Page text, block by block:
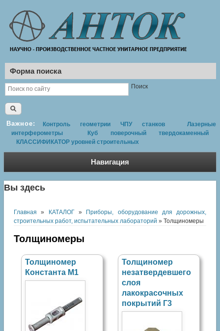
Форма поиска
Поиск
Важное: Контроль геометрии ЧПУ станков
Лазерные
интерферометры
Куб поверочный твердокаменный
КЛАССИФИКАТОР уровней строительных
Навигация
Вы здесь
Главная » КАТАЛОГ» Приборы, оборудование для дорожных,
строительных работ, испытательных лабораторий » Толщиномеры
Толщиномеры
Толщиномер
Константа М1
Толщиномер
незатвердевшего
слоя
лакокрасочных
покрытий Г3